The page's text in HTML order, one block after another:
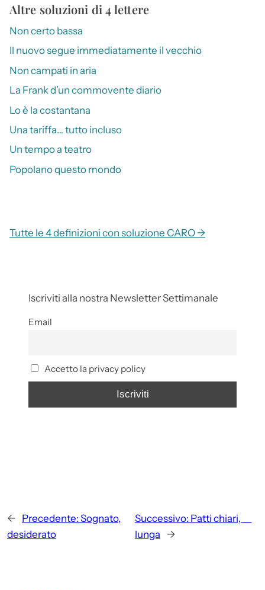
Altre soluzioni di 4 lettere
Non certo bassa
Il nuovo segue immediatamente il vecchio
Non campati in aria
La Frank d’un commovente diario
Lo è la costantana
Una tariffa… tutto incluso
Un tempo a teatro
Popolano questo mondo
Tutte le 4 definizioni con soluzione CARO →
Iscriviti alla nostra Newsletter Settimanale
Email
Accetto la privacy policy
← Precedente: Sognato,
desiderato
Successivo: Patti chiari, __
lunga
→